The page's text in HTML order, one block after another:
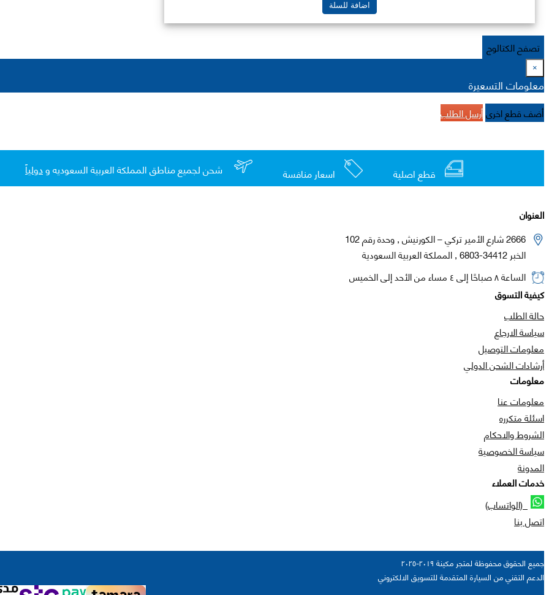
اضافة للسلة
تصفح الكتالوج
×
معلومات التسعيرة
أضف قطع اخرىأرسل الطلب
قطع اصلية اسعار منافسة شحن لجميع مناطق المملكة العربية السعوديه ودولياً
العنوان
2666 شارع الأمير تركي – الكورنيش , وحدة رقم 102
الخبر 34412-6803 , المملكة العربية السعودية
الساعة ٨ صباحًا إلى ٤ مساء من الأحد إلى الخميس
كيفية التسوق
حالة الطلب
سياسة الارجاع
معلومات التوصيل
أرشادات الشحن الدولي
معلومات
معلومات عنا
اسئلة متكرره
الشروط والاحكام
سياسة الخصوصية
المدونة
خدمات العملاء
(الواتساب)
اتصل بنا
جميع الحقوق محفوظة لمتجر مكينة ٢٠١٩-٢٠٢٥
الدعم التقني من السيارة المتقدمة للتسويق الالكتروني